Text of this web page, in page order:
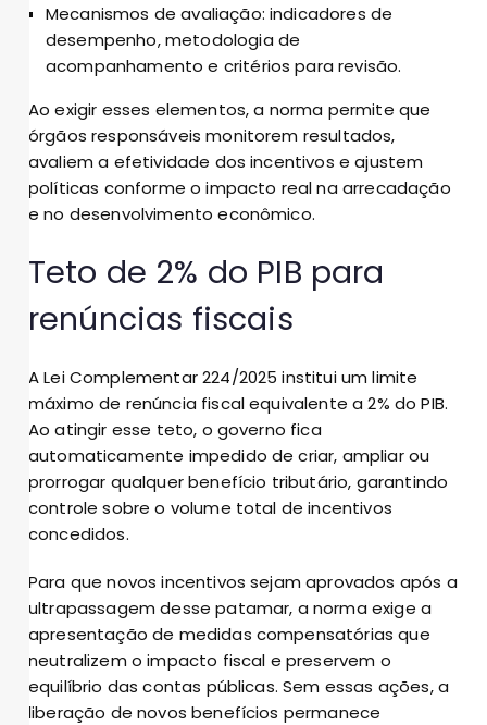
Mecanismos de avaliação: indicadores de
desempenho, metodologia de
acompanhamento e critérios para revisão.
Ao exigir esses elementos, a norma permite que
órgãos responsáveis monitorem resultados,
avaliem a efetividade dos incentivos e ajustem
políticas conforme o impacto real na arrecadação
e no desenvolvimento econômico.
Teto de 2% do PIB para
renúncias fiscais
A Lei Complementar 224/2025 institui um limite
máximo de renúncia fiscal equivalente a 2% do PIB.
Ao atingir esse teto, o governo fica
automaticamente impedido de criar, ampliar ou
prorrogar qualquer benefício tributário, garantindo
controle sobre o volume total de incentivos
concedidos.
Para que novos incentivos sejam aprovados após a
ultrapassagem desse patamar, a norma exige a
apresentação de medidas compensatórias que
neutralizem o impacto fiscal e preservem o
equilíbrio das contas públicas. Sem essas ações, a
liberação de novos benefícios permanece